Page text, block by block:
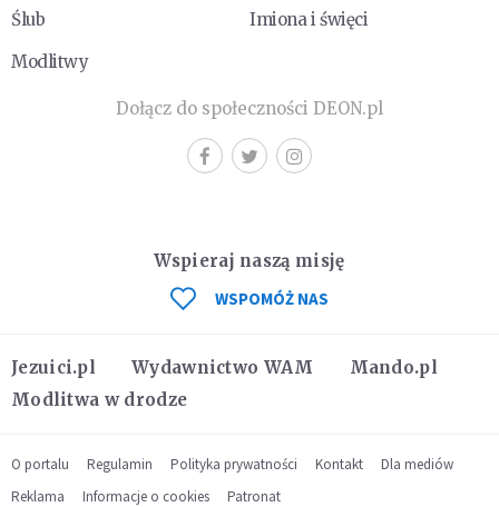
Ślub
Imiona i święci
Modlitwy
Dołącz do społeczności DEON.pl
Jezuici.pl Wydawnictwo WAM
Mando.pl
Modlitwa w drodze
Wspieraj naszą misję
WSPOMÓŻ NAS
O portalu Regulamin Polityka prywatności Kontakt
Dla mediów
Reklama
Informacje o cookies Patronat